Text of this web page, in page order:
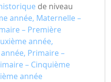
de niveau
année, Maternelle –
– Première
année,
Primaire –
– Cinquième
année